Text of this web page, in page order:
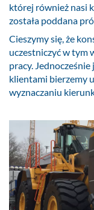
której również nasi
została poddana
Cieszymy się, że
uczestniczyć w tym
pracy.
klientami bierzemy
wyznaczaniu